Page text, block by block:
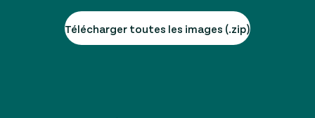
Télécharger toutes les images (.zip)